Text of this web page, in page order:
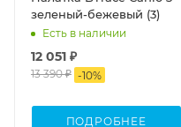
зеленый-бежевый (3)
Есть в наличии
12 051 ₽
13 390 ₽ -10%
ПОДРОБНЕЕ